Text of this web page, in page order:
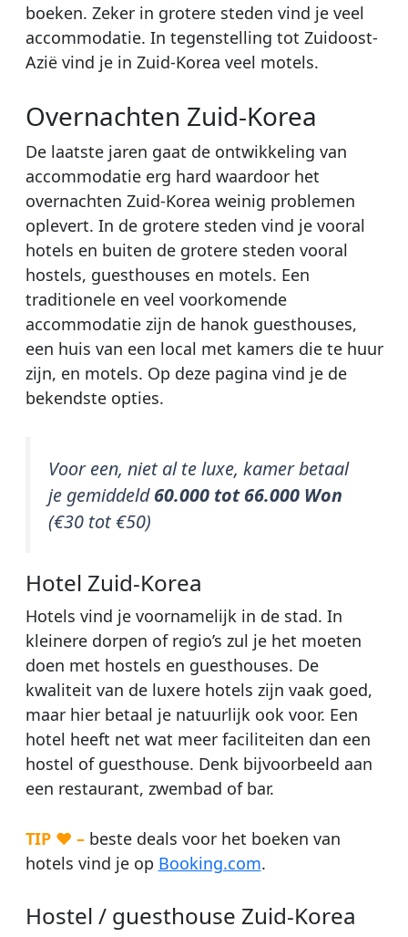
boeken. Zeker in grotere steden vind je veel
accommodatie. In tegenstelling tot Zuidoost-
Azië vind je in Zuid-Korea veel motels.
Overnachten Zuid-Korea
De laatste jaren gaat de ontwikkeling van
accommodatie erg hard waardoor het
overnachten Zuid-Korea weinig problemen
oplevert. In de grotere steden vind je vooral
hotels en buiten de grotere steden vooral
hostels, guesthouses en motels. Een
traditionele en veel voorkomende
accommodatie zijn de hanok guesthouses,
een huis van een local met kamers die te huur
zijn, en motels. Op deze pagina vind je de
bekendste opties.
Voor een, niet al te luxe, kamer betaal
je gemiddeld60.000 tot 66.000 Won
(€30 tot €50)
Hotel Zuid-Korea
Hotels vind je voornamelijk in de stad. In
kleinere dorpen of regio’s zul je het moeten
doen met hostels en guesthouses. De
kwaliteit van de luxere hotels zijn vaak goed,
maar hier betaal je natuurlijk ook voor. Een
hotel heeft net wat meer faciliteiten dan een
hostel of guesthouse. Denk bijvoorbeeld aan
een restaurant, zwembad of bar.
TIP ♥ – beste deals voor het boeken van
hotels vind je op Booking.com.
Hostel / guesthouse Zuid-Korea